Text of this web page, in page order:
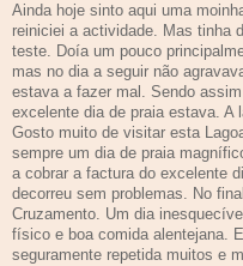
Ainda hoje sinto aqui uma
reiniciei a actividade. Mas tinha
teste. Doía um pouco
mas no dia a seguir não
estava a fazer mal. Sendo
excelente dia de praia estava.
Gosto muito de visitar esta
sempre um dia de praia
a cobrar a factura do excelente
decorreu sem problemas. No
Cruzamento. Um dia
físico e boa comida alentejana.
seguramente repetida muitos e